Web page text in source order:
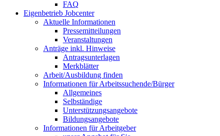
FAQ
Eigenbetrieb Jobcenter
Aktuelle Informationen
Pressemitteilungen
Veranstaltungen
Anträge inkl. Hinweise
Antragsunterlagen
Merkblätter
Arbeit/Ausbildung finden
Informationen für Arbeitssuchende/Bürger
Allgemeines
Selbständige
Unterstützungs­angebote
Bildungsangebote
Informationen für Arbeitgeber